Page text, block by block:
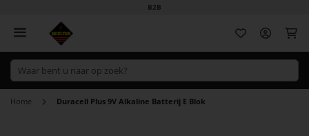
B2B
Home Duracell Plus 9V Alkaline Batterij E Blok